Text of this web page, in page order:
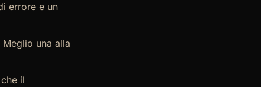
errore e un
una alla
il